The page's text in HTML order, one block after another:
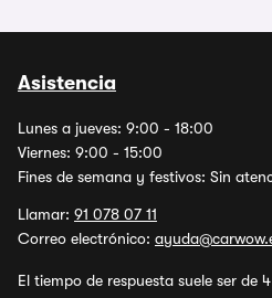
Asistencia
Lunes a jueves: 9:00 - 18:00
Viernes: 9:00 - 15:00
Fines de semana y festivos: Sin
Llamar: 91 078 07 11
Correo electrónico:
El tiempo de respuesta suele ser de